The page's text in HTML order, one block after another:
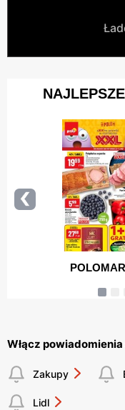
Włącz
Zakupy
Lidl